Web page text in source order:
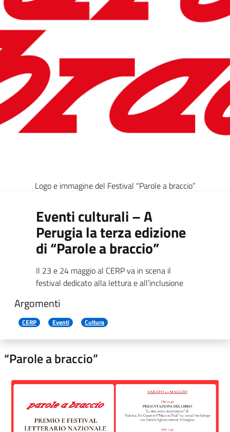
Logo e immagine del Festival “Parole a braccio”
Eventi culturali – A
Perugia la terza edizione
di “Parole a braccio”
Il 23 e 24 maggio al CERP va in scena il
festival dedicato alla lettura e all’inclusione
Argomenti
CERP Eventi Cultura
“Parole a braccio”